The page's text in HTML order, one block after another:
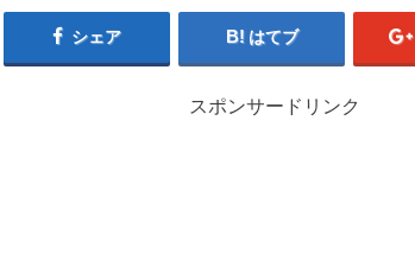
シェア はてブ
スポンサードリンク